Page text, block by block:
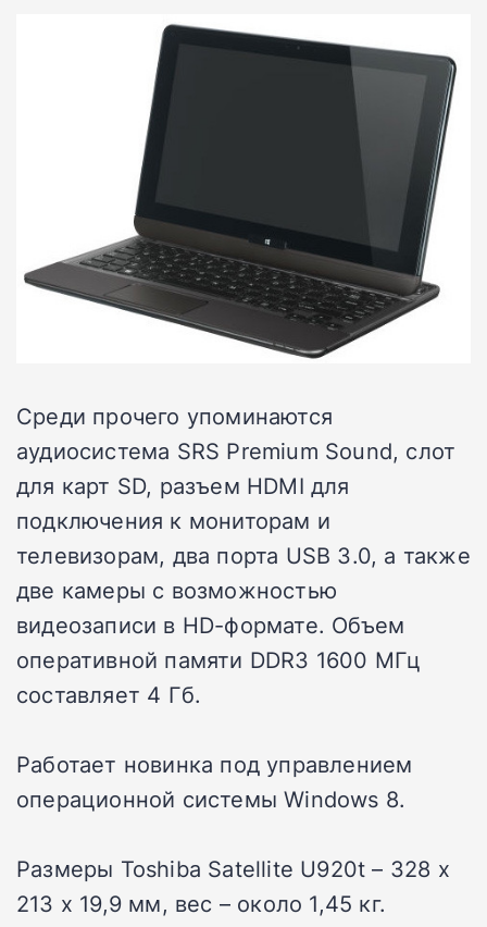
Среди прочего упоминаются
аудиосистема SRS Premium Sound, слот
для карт SD, разъем HDMI для
подключения к мониторам и
телевизорам, два порта USB 3.0, а также
две камеры с возможностью
видеозаписи в HD-формате. Объем
оперативной памяти DDR3 1600 МГц
составляет 4 Гб.
Работает новинка под управлением
операционной системы Windows 8.
Размеры Toshiba Satellite U920t – 328 х
213 х 19,9 мм, вес – около 1,45 кг.